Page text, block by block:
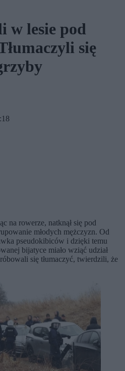
w lesie pod
się
na rowerze, natknął się pod
młodych mężczyzn. Od
pseudokibiców i dzięki temu
bijatyce miało wziąć udział
się tłumaczyć, twierdzili, że